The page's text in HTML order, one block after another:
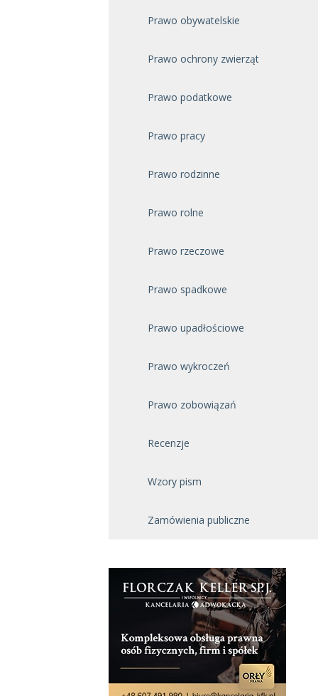
Prawo obywatelskie
Prawo ochrony zwierząt
Prawo podatkowe
Prawo pracy
Prawo rodzinne
Prawo rolne
Prawo rzeczowe
Prawo spadkowe
Prawo upadłościowe
Prawo wykroczeń
Prawo zobowiązań
Recenzje
Wzory pism
Zamówienia publiczne